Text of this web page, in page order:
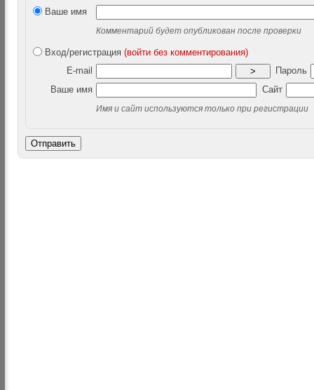
Ваше имя
Комментарий будет опубликован после проверки
Вход/регистрация (войти без комментирования)
E-mail
>
Пароль
Ваше имя
Сайт
Имя и сайт используются только при регистрации
Отправить